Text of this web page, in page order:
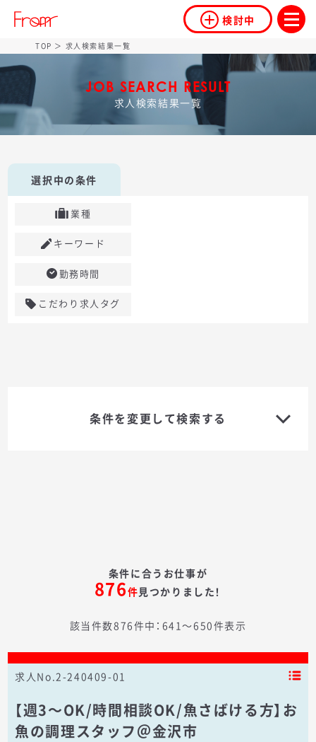
検討中
TOP ＞ 求人検索結果一覧
JOB SEARCH RESULT
求人検索結果一覧
選択中の条件
業種
キーワード
勤務時間
こだわり求人タグ
条件を変更して検索する
条件に合うお仕事が
876件見つかりました！
該当件数876件中：641〜650件表示
求人No.2-240409-01
【週3～OK/時間相談OK/魚さばける方】お
魚の調理スタッフ＠金沢市